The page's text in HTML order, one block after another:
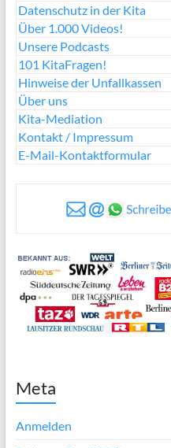
Datenschutz in der Kita
Über 1.000 Videos!
Unsere Podcasts
101 KitaFragen!
Hinweise der Unfallkassen
Über uns
Kita-Mediation
Kontakt / Impressum
E-Mail-Kontaktformular
Meta
Anmelden